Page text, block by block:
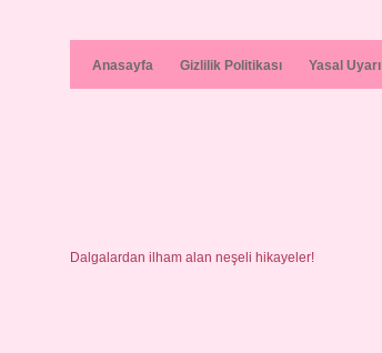
Anasayfa Gizlilik Politikası Yasal Uyarı
Dalgalardan ilham alan neşeli hikayeler!